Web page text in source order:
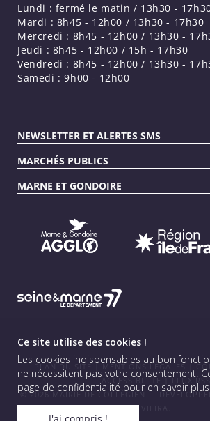
Ce site utilise des cookies !
Les cookies indispensables au bon
ne nécessitent pas votre consentement.
page de confidentialité pour en savoir plus
Lundi : fermé le matin / 13h30 -
Mardi : 8h45 - 12h00 / 13h30 - 17h30
Mercredi : 8h45 - 12h00 / 13h30 -
Jeudi : 8h45 - 12h00 / 15h - 17h30
Vendredi : 8h45 - 12h00 / 13h30 -
Samedi : 9h00 - 12h00
NEWSLETTER ET ALERTES SMS
MARCHÉS PUBLICS
MARNE ET GONDOIRE
PLAN DU SITE|MENTIONS LÉGALES|
ACCESSIBILITÉ |FLUX RSS
© 2026 MAIRIE DE COLLÉGIEN —